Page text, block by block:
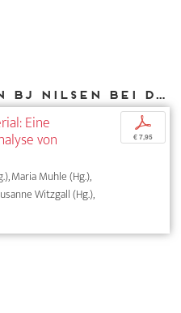
Weitere Texte von BJ Nilsen bei DIAPHANES
Eine
von
Maria Muhle (Hg.),
Witzgall (Hg.),
p
€ 7,95